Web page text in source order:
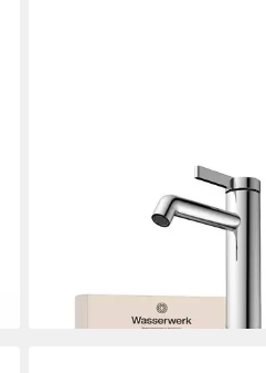
Waschtischarmatur WT 11 inkl.
Popup, wassersparend
lieferbar - in 3-4 Werktagen bei dir